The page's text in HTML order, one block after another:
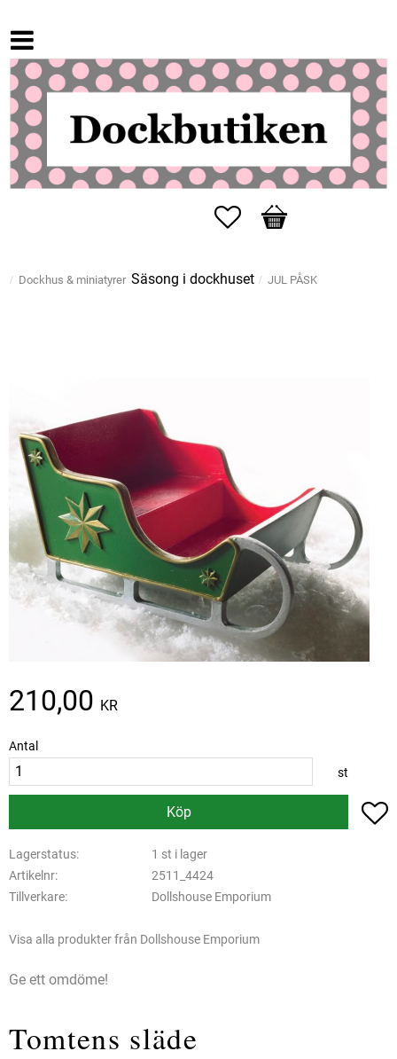
Favoriter
Kundvagn
Dockhus & miniatyrer Säsong i dockhuset JUL PÅSK
210,00 KR
Antal
st
Köp
Lagerstatus
1 st i lager
Artikelnr
2511_4424
Tillverkare
Dollshouse Emporium
Visa alla produkter från Dollshouse Emporium
Ge ett omdöme!
Tomtens släde